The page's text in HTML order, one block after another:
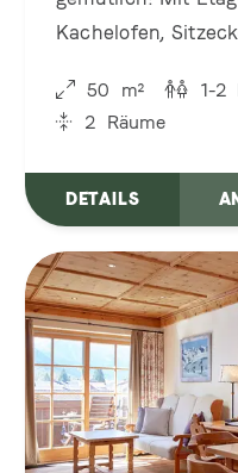
Kachelofen,
1-2
50
m²
2 Räume
DETAILS